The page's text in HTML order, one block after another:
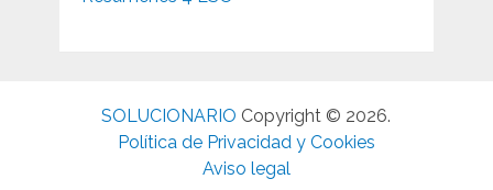
SOLUCIONARIO Copyright © 2026.
Política de Privacidad y Cookies
Aviso legal